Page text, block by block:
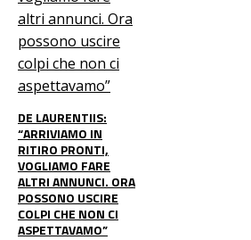
DE LAURENTIIS:
“ARRIVIAMO IN
RITIRO PRONTI,
VOGLIAMO FARE
ALTRI ANNUNCI. ORA
POSSONO USCIRE
COLPI CHE NON CI
ASPETTAVAMO”